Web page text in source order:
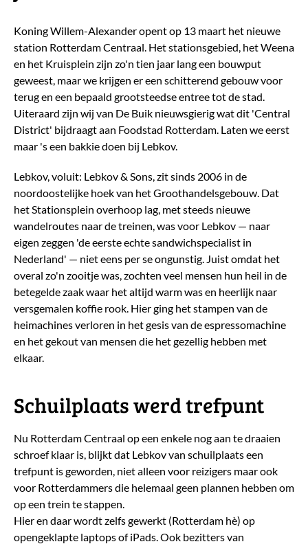
Koning Willem-Alexander opent op 13 maart het nieuwe
station Rotterdam Centraal. Het stationsgebied, het Weena
en het Kruisplein zijn zo'n tien jaar lang een bouwput
geweest, maar we krijgen er een schitterend gebouw voor
terug en een bepaald grootsteedse entree tot de stad.
Uiteraard zijn wij van De Buik nieuwsgierig wat dit 'Central
District' bijdraagt aan Foodstad Rotterdam. Laten we eerst
maar 's een bakkie doen bij Lebkov.
Lebkov, voluit: Lebkov & Sons, zit sinds 2006 in de
noordoostelijke hoek van het Groothandelsgebouw. Dat
het Stationsplein overhoop lag, met steeds nieuwe
wandelroutes naar de treinen, was voor Lebkov — naar
eigen zeggen 'de eerste echte sandwichspecialist in
Nederland' — niet eens per se ongunstig. Juist omdat het
overal zo'n zooitje was, zochten veel mensen hun heil in de
betegelde zaak waar het altijd warm was en heerlijk naar
versgemalen koffie rook. Hier ging het stampen van de
heimachines verloren in het gesis van de espressomachine
en het gekout van mensen die het gezellig hebben met
elkaar.
Schuilplaats werd trefpunt
Nu Rotterdam Centraal op een enkele nog aan te draaien
schroef klaar is, blijkt dat Lebkov van schuilplaats een
trefpunt is geworden, niet alleen voor reizigers maar ook
voor Rotterdammers die helemaal geen plannen hebben om
op een trein te stappen.
Hier en daar wordt zelfs gewerkt (Rotterdam hè) op
opengeklapte laptops of iPads. Ook bezitters van